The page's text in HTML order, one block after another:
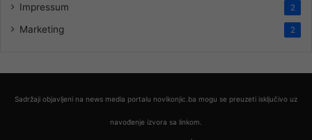
Impressum 2
Marketing 2
Sadržaji objavljeni na news media portalu novikonjic.ba mogu se preuzeti isključivo uz
navođenje izvora sa linkom.